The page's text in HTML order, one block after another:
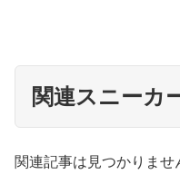
関連スニーカ
関連記事は見つかりませ